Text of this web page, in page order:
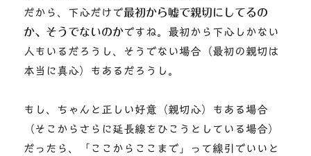
だから、下心だけで最初から嘘で親切にしてるの
か、そうでないのかですね。最初から下心しかない
人もいるだろうし、そうでない場合（最初の親切は
本当に真心）もあるだろうし。
もし、ちゃんと正しい好意（親切心）もある場合
（そこからさらに延長線をひこうとしている場合）
だったら、「ここからここまで」って線引でいいと